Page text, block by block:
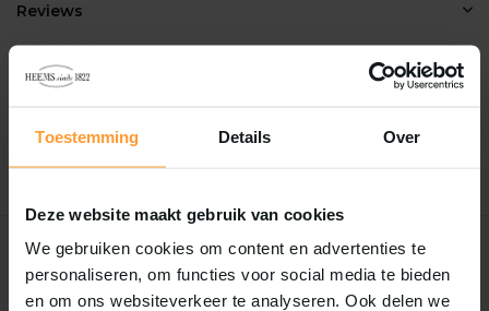
Toestemming Details Over
Deze website maakt gebruik van cookies
We gebruiken cookies om content en advertenties te
personaliseren, om functies voor social media te bieden
en om ons websiteverkeer te analyseren. Ook delen we
Reviews
Recent bekeken